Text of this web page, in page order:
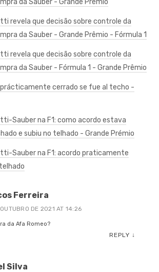
da Sauber - Grande Prémio
revela que decisão sobre controle da
da Sauber - Grande Prêmio - Fórmula 1
revela que decisão sobre controle da
da Sauber - Fórmula 1 - Grande Prêmio
cerrado se fue al techo -
Sauber na F1: como acordo estava
e subiu no telhado - Grande Prémio
Sauber na F1: acordo praticamente
Ferreira
DE 2021 AT 14:26
da Afa Romeo?
REPLY ↓
Silva